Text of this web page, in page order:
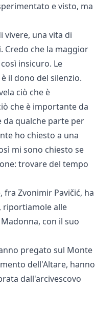
e visto, ma
vivere, una vita di
Credo che la maggior
insicuro. Le
il dono del silenzio.
ciò che è
che è importante da
da qualche parte per
ho chiesto a una
mi sono chiesto se
trovare del tempo
Zvonimir Pavičić, ha
riportiamole alle
con il suo
pregato sul Monte
dell'Altare, hanno
dall'arcivescovo